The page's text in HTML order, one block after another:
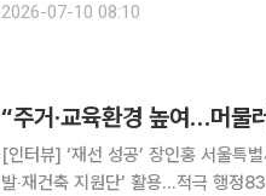
종합청렴도 1등급 달성, 기본소득 시
2026-07-10 08:10
“주거‧교육환경 높여…머물
[인터뷰] ‘재선 성공’ 장인홍 서울특
발‧재건축 지원단’ 활용…적극 행정